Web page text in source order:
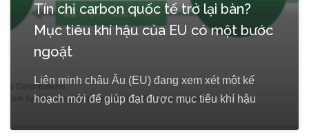
Tín chỉ carbon quốc tế trở lại bàn?
Mục tiêu khí hậu của EU có một bước
ngoặt
Liên minh châu Âu (EU) đang xem xét một kế
hoạch mới để giúp đạt được mục tiêu khí hậu